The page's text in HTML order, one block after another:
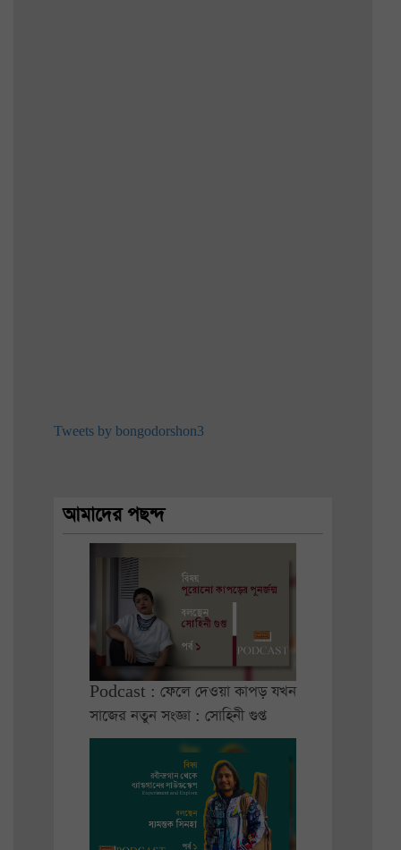
Tweets by bongodorshon3
আমাদের পছন্দ
Podcast : ফেলে দেওয়া কাপড় যখন
সাজের নতুন সংজ্ঞা : সোহিনী গুপ্ত